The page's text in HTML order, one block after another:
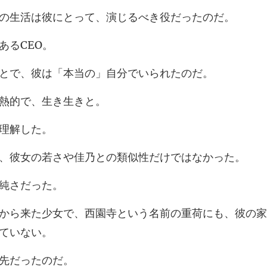
活は彼にとって、演
、彼は「本当の」自
的で
の若さや佳乃との類似
寺という名前の重荷にも、彼の